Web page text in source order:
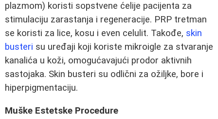
plazmom) koristi sopstvene ćelije pacijenta za
stimulaciju zarastanja i regeneracije. PRP tretman
se koristi za lice, kosu i even celulit. Takođe, skin
busteri su uređaji koji koriste mikroigle za stvaranje
kanalića u koži, omogućavajući prodor aktivnih
sastojaka. Skin busteri su odlični za ožiljke, bore i
hiperpigmentaciju.
Muške Estetske Procedure